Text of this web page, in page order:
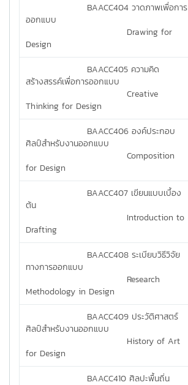
BAACC404 วาดภาพเพื่อการ
ออกแบบ
Drawing for
Design
BAACC405 ความคิด
สร้างสรรค์เพื่อการออกแบบ
Creative
Thinking for Design
BAACC406 องค์ประกอบ
ศิลป์สำหรับงานออกแบบ
Composition
for Design
BAACC407 เขียนแบบเบื้อง
ต้น
Introduction to
Drafting
BAACC408 ระเบียบวิธีวิจัย
ทางการออกแบบ
Research
Methodology in Design
BAACC409 ประวัติศาสตร์
ศิลป์สำหรับงานออกแบบ
History of Art
for Design
BAACC410 ศิลปะพื้นถิ่น